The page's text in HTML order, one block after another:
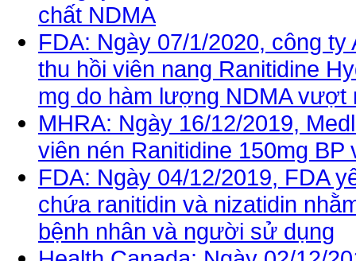
chất NDMA
FDA: Ngày 07/1/2020, công
thu hồi viên nang Ranitidine
mg do hàm lượng NDMA
MHRA: Ngày 16/12/2019,
viên nén Ranitidine 150mg BP
FDA: Ngày 04/12/2019, FDA
chứa ranitidin và nizatidin
bệnh nhân và người sử dụng